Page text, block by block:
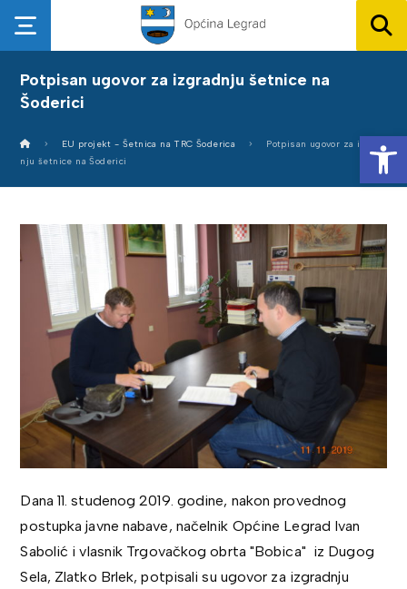
Potpisan ugovor za izgradnju šetnice na
Šoderici
EU projekt - Šetnica na TRC Šoderica
Potpisan ugovor za izgrad
nju šetnice na Šoderici
Dana 11. studenog 2019. godine, nakon provednog
postupka javne nabave, načelnik Općine Legrad Ivan
Sabolić i vlasnik Trgovačkog obrta "Bobica" iz Dugog
Sela, Zlatko Brlek, potpisali su ugovor za izgradnju